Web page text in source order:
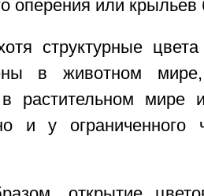
оперения или крыльев
структурные
в животном
в растительном
и у ограниченного